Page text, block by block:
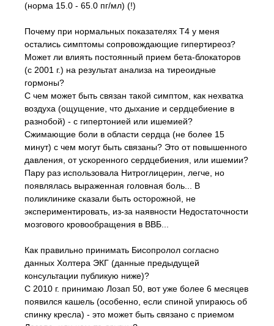
(норма 15.0 - 65.0 пг/мл) (!)
Почему при нормальных показателях Т4 у меня
остались симптомы сопровождающие гипертиреоз?
Может ли влиять постоянный прием бета-блокаторов
(с 2001 г.) на результат анализа на тиреоидные
гормоны?
С чем может быть связан такой симптом, как нехватка
воздуха (ощущение, что дыхание и сердцебиение в
разнобой) - с гипертонией или ишемией?
Сжимающие боли в области сердца (не более 15
минут) с чем могут быть связаны? Это от повышенного
давления, от ускоренного сердцебиения, или ишемии?
Пару раз использовала Нитроглицерин, легче, но
появлялась выраженная головная боль... В
поликлинике сказали быть осторожной, не
экспериментировать, из-за наявности Недостаточности
мозгового кровообращения в ВВБ...
Как правильно принимать Бисопролол согласно
данных Холтера ЭКГ (данные предыдущей
консультации публикую ниже)?
С 2010 г. принимаю Лозап 50, вот уже более 6 месяцев
появился кашель (особенно, если спиной упираюсь об
спинку кресла) - это может быть связано с приемом